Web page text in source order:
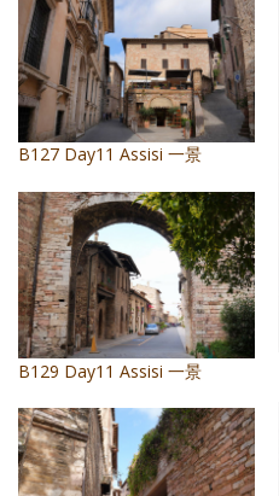
B127 Day11 Assisi 一景
B129 Day11 Assisi 一景